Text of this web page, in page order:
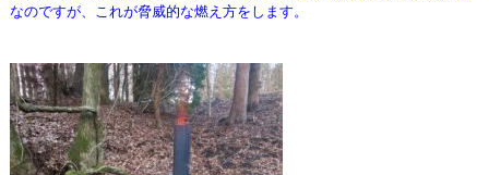
なのですが、これが脅威的な燃え方をします。